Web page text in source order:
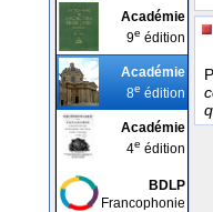
Académie
9e édition
Académie
8e édition
Académie
4e édition
BDLP
Francophonie